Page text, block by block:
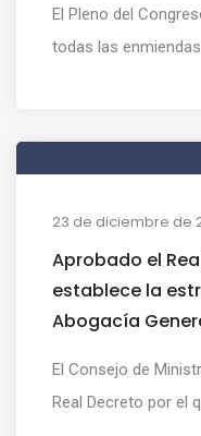
El Pleno del
todas las
23 de diciembre de
Aprobado el
establece la
Abogacía
El Consejo de
Real Decreto por el